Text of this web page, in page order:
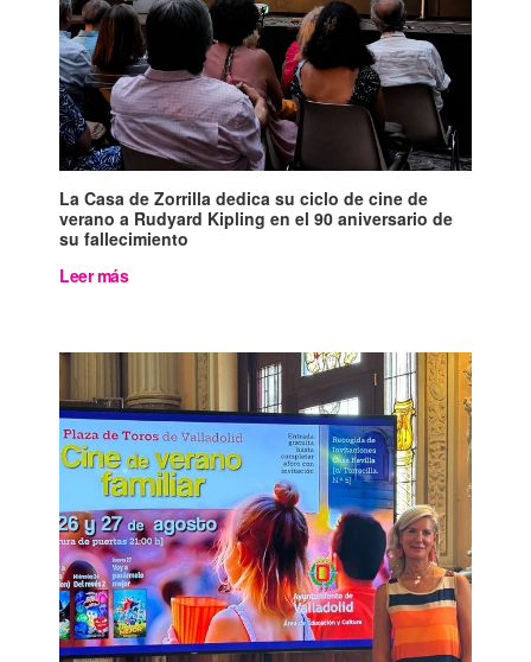
La Casa de Zorrilla dedica su ciclo de cine de
verano a Rudyard Kipling en el 90 aniversario de
su fallecimiento
Leer más